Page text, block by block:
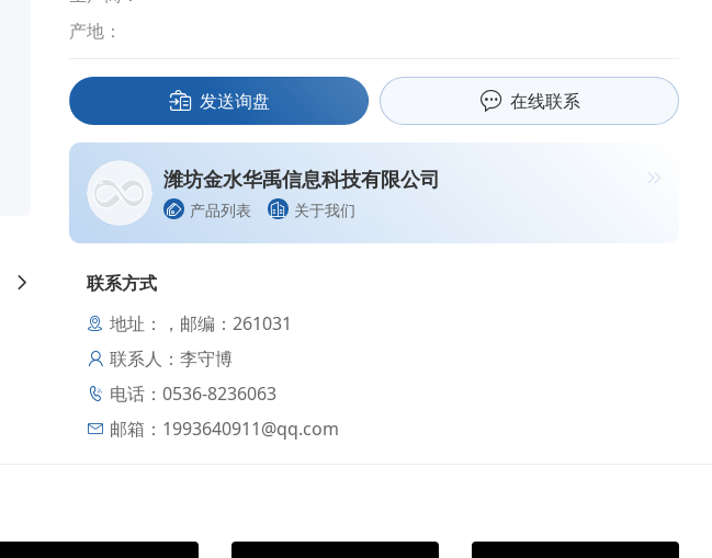
产地：
发送询盘 在线联系
潍坊金水华禹信息科技有限公司
产品列表 关于我们
联系方式
地址：，邮编：261031
联系人：李守博
电话：0536-8236063
邮箱： 1993640911@qq.com